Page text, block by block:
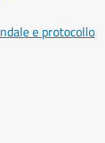
e protocollo